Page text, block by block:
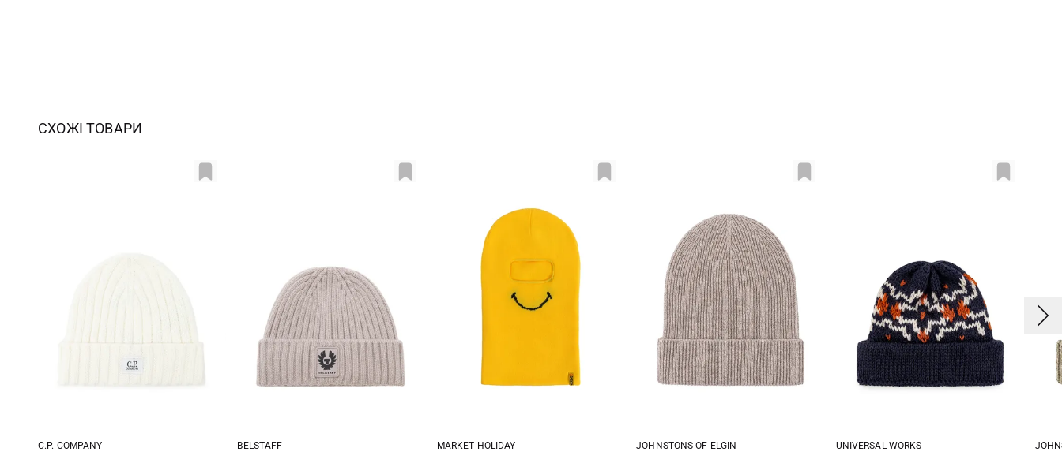
СХОЖІ ТОВАРИ
C.P. COMPANY
BELSTAFF
MARKET HOLIDAY
JOHNSTONS OF ELGIN
UNIVERSAL WORKS